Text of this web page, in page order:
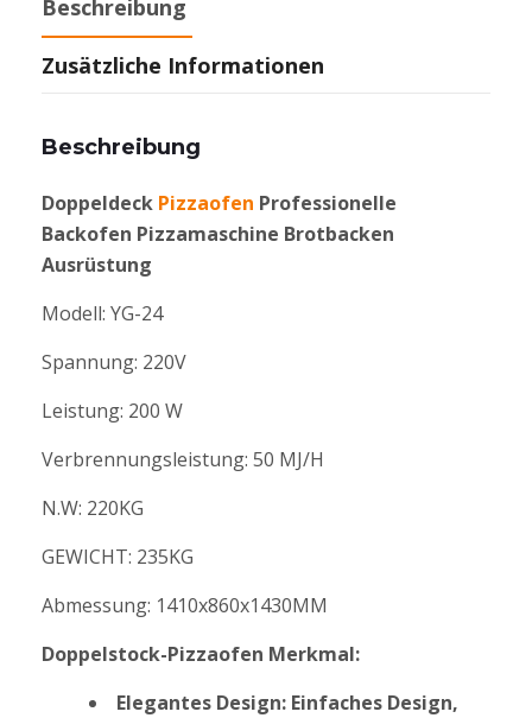
Beschreibung
Zusätzliche Informationen
Beschreibung
Doppeldeck Pizzaofen Professionelle
Backofen Pizzamaschine Brotbacken
Ausrüstung
Modell: YG-24
Spannung: 220V
Leistung: 200 W
Verbrennungsleistung: 50 MJ/H
N.W: 220KG
GEWICHT: 235KG
Abmessung: 1410x860x1430MM
Doppelstock-Pizzaofen Merkmal:
Elegantes Design: Einfaches Design,